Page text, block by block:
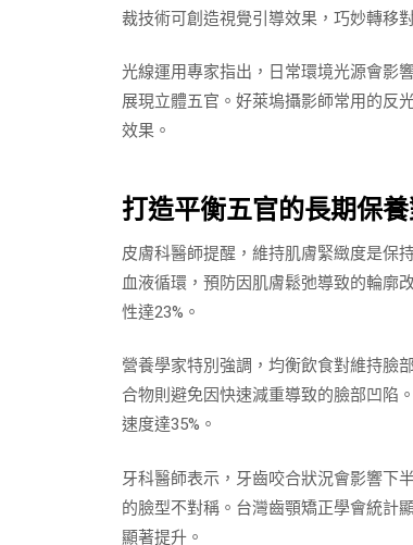
裁技術可創造視覺引導效果，巧妙轉移
光線運用專家指出，日常環境光源會影
展現立體五官。好萊塢攝影師常用的反
效果。
打造平衡五官的長期保
皮膚科醫師提醒，維持肌膚緊緻度是保
血液循環，預防因肌膚鬆弛導致的輪廓
性達23%。
營養學家特別強調，均衡飲食對維持臉
合物則避免因快速減重導致的臉部凹陷
速度達35%。
牙科醫師表示，牙齒咬合狀況會影響下
的臉型不對稱。台灣齒顎矯正學會統計
顯著提升。